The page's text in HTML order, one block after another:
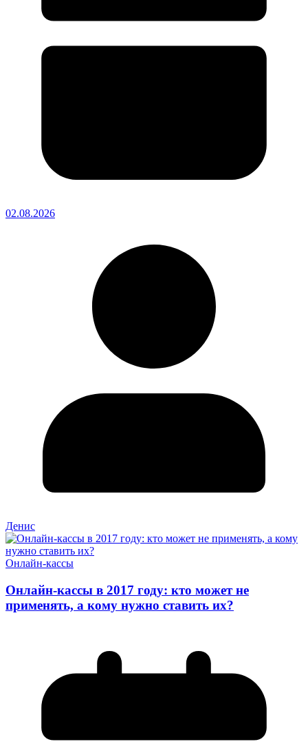
02.08.2026
Денис
Онлайн-кассы
Онлайн-кассы в 2017 году: кто может не
применять, а кому нужно ставить их?